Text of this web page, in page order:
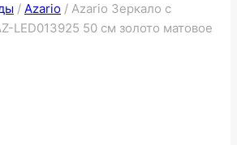
/ Azario / Azario Зеркало с
LED013925 50 см золото матовое